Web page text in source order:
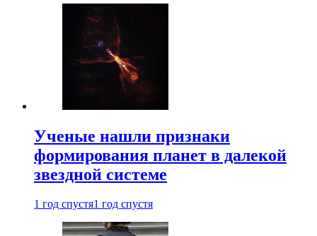
Ученые нашли признаки
формирования планет в далекой
звездной системе
1 год спустя1 год спустя